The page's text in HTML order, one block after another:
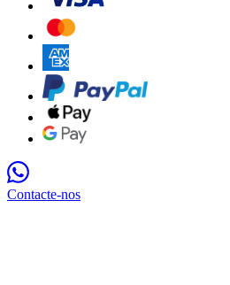
Contacte-nos